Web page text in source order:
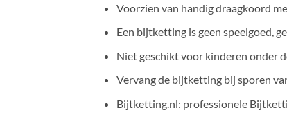
Voorzien van handig draagkoord
Een bijtketting is geen speelgoed,
Niet geschikt voor kinderen onder
Vervang de bijtketting bij sporen
Bijtketting.nl: professionele